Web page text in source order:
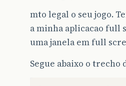
mto legal o seu jogo.
a minha aplicacao full
uma janela em full
Segue abaixo o